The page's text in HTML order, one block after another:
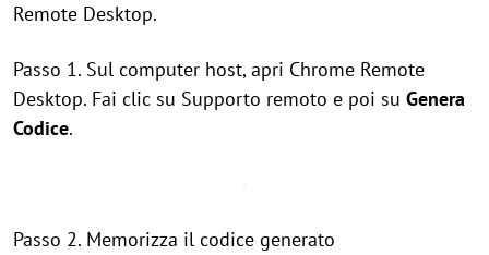
Remote Desktop.
Passo 1. Sul computer host, apri Chrome Remote
Desktop. Fai clic su Supporto remoto e poi su Genera
Codice.
Passo 2. Memorizza il codice generato